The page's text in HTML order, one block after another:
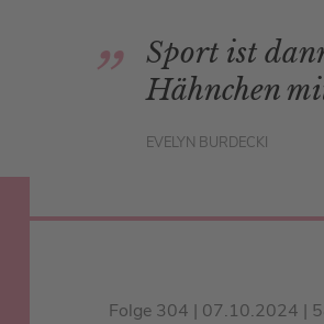
Sport ist
Hähnchen
EVELYN BURDECKI
Folge 304 | 07.10.2024 |